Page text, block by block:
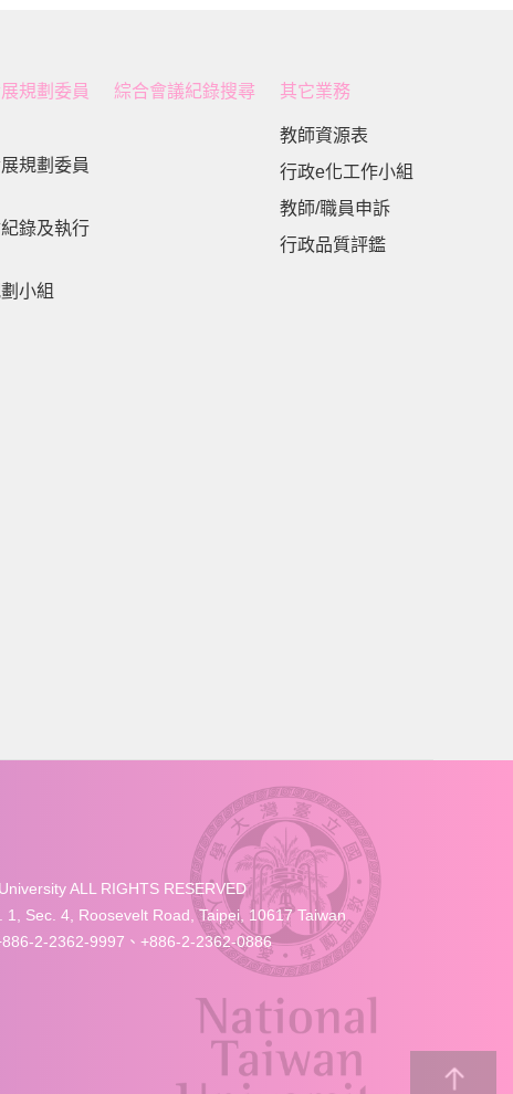
規劃委員
規劃委員
錄及執行
小組
綜合會議紀錄搜尋 其它業務
教師資源表
行政e化工作小組
教師/職員申訴
行政品質評鑑
ALL RIGHTS RESERVED
Sec. 4, Roosevelt Road, Taipei, 10617 Taiwan
2-2362-9997、+886-2-2362-0886